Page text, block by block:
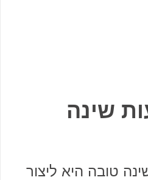
שינה
טובה היא ליצור